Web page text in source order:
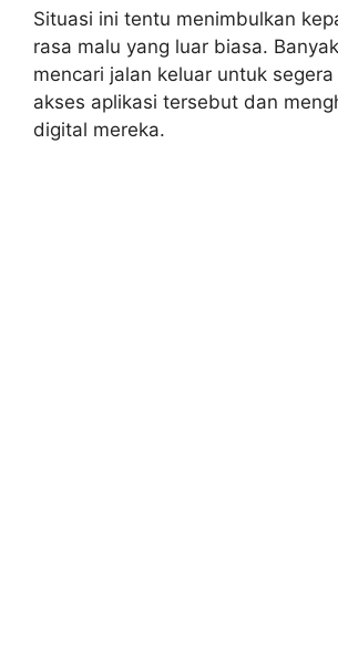
Situasi ini tentu menimbulkan
rasa malu yang luar biasa.
mencari jalan keluar untuk
akses aplikasi tersebut dan
digital mereka.